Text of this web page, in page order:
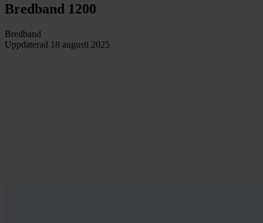
Bredband 1200
Bredband
Uppdaterad 18 augusti 2025